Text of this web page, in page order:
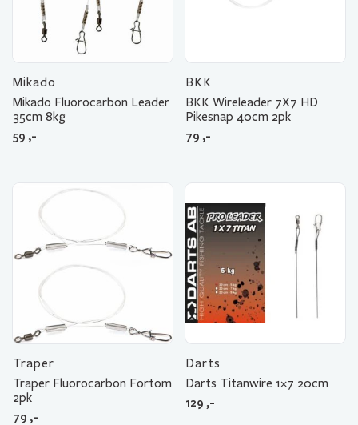
Mikado
Mikado Fluorocarbon Leader
35cm 8kg
59 ,-
BKK
BKK Wireleader 7X7 HD
Pikesnap 40cm 2pk
79 ,-
Traper
Traper Fluorocarbon Fortom
2pk
79 ,-
Darts
Darts Titanwire 1×7 20cm
129 ,-